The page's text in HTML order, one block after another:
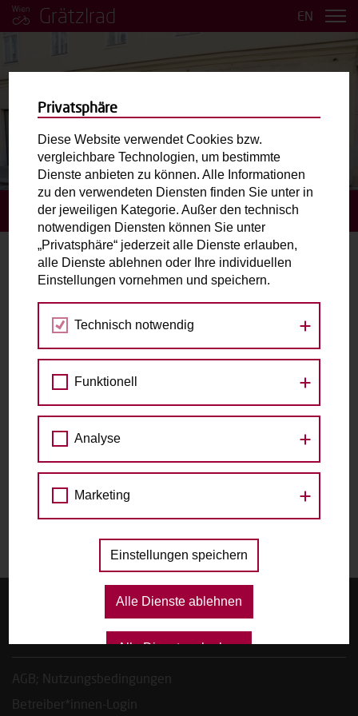
Grätzlrad EN
BILDER ANSEHEN
STARTSEITE BUCHUNGSANFRAGE STELLEN
Buchungsanfrage stellen
Piaristengasse 33, 1080 Wien
zu den Raddetails
Datum
Das gewählte Datum ist nicht verfügbar.
FAQ, Tipps & Regeln
AGB; Nutzungsbedingungen
Betreiber*innen-Login
Privatsphäre
Diese Website verwendet Cookies bzw.
vergleichbare Technologien, um bestimmte
Dienste anbieten zu können. Alle Informationen
zu den verwendeten Diensten finden Sie unter in
der jeweiligen Kategorie. Außer den technisch
notwendigen Diensten können Sie unter
„Privatsphäre“ jederzeit alle Dienste erlauben,
alle Dienste ablehnen oder Ihre individuellen
Einstellungen vornehmen und speichern.
Technisch notwendig
Funktionell
Analyse
Marketing
Einstellungen speichern
Alle Dienste ablehnen
Alle Dienste erlauben